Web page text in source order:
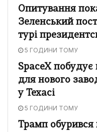
Опитування
Зеленський
турі
5 ГОДИНИ ТОМУ
SpaceX побудує
для нового
у Техасі
5 ГОДИНИ ТОМУ
Трамп обурився